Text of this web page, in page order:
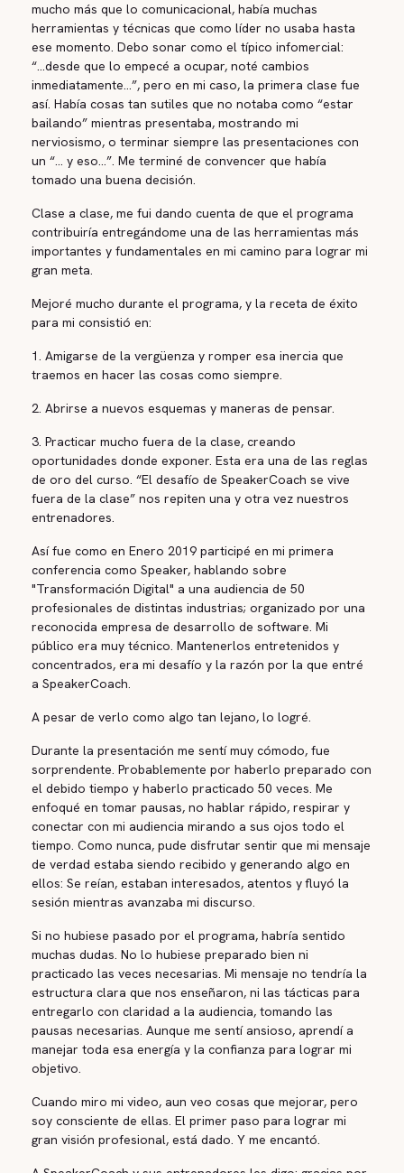
mucho más que lo comunicacional, había muchas
herramientas y técnicas que como líder no usaba hasta
ese momento. Debo sonar como el típico infomercial:
“...desde que lo empecé a ocupar, noté cambios
inmediatamente...”, pero en mi caso, la primera clase fue
así. Había cosas tan sutiles que no notaba como “estar
bailando” mientras presentaba, mostrando mi
nerviosismo, o terminar siempre las presentaciones con
un “... y eso…”. Me terminé de convencer que había
tomado una buena decisión.
Clase a clase, me fui dando cuenta de que el programa
contribuiría entregándome una de las herramientas más
importantes y fundamentales en mi camino para lograr mi
gran meta.
Mejoré mucho durante el programa, y la receta de éxito
para mi consistió en:
1. Amigarse de la vergüenza y romper esa inercia que
traemos en hacer las cosas como siempre.
2. Abrirse a nuevos esquemas y maneras de pensar.
3. Practicar mucho fuera de la clase, creando
oportunidades donde exponer. Esta era una de las reglas
de oro del curso. “El desafío de SpeakerCoach se vive
fuera de la clase” nos repiten una y otra vez nuestros
entrenadores.
Así fue como en Enero 2019 participé en mi primera
conferencia como Speaker, hablando sobre
"Transformación Digital" a una audiencia de 50
profesionales de distintas industrias; organizado por una
reconocida empresa de desarrollo de software. Mi
público era muy técnico. Mantenerlos entretenidos y
concentrados, era mi desafío y la razón por la que entré
a SpeakerCoach.
A pesar de verlo como algo tan lejano, lo logré.
Durante la presentación me sentí muy cómodo, fue
sorprendente. Probablemente por haberlo preparado con
el debido tiempo y haberlo practicado 50 veces. Me
enfoqué en tomar pausas, no hablar rápido, respirar y
conectar con mi audiencia mirando a sus ojos todo el
tiempo. Como nunca, pude disfrutar sentir que mi mensaje
de verdad estaba siendo recibido y generando algo en
ellos: Se reían, estaban interesados, atentos y fluyó la
sesión mientras avanzaba mi discurso.
Si no hubiese pasado por el programa, habría sentido
muchas dudas. No lo hubiese preparado bien ni
practicado las veces necesarias. Mi mensaje no tendría la
estructura clara que nos enseñaron, ni las tácticas para
entregarlo con claridad a la audiencia, tomando las
pausas necesarias. Aunque me sentí ansioso, aprendí a
manejar toda esa energía y la confianza para lograr mi
objetivo.
Cuando miro mi video, aun veo cosas que mejorar, pero
soy consciente de ellas. El primer paso para lograr mi
gran visión profesional, está dado. Y me encantó.